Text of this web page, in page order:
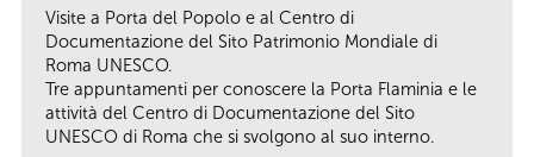
Visite a Porta del Popolo e al Centro di
Documentazione del Sito Patrimonio Mondiale di
Roma UNESCO.
Tre appuntamenti per conoscere la Porta Flaminia e le
attività del Centro di Documentazione del Sito
UNESCO di Roma che si svolgono al suo interno.